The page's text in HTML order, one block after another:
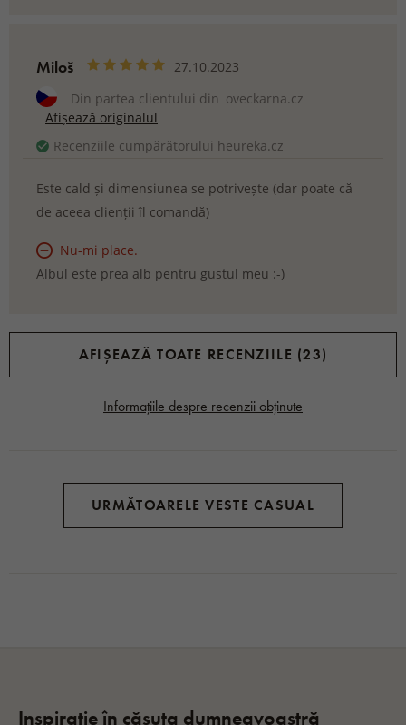
Miloš
27.10.2023
Din partea clientului din oveckarna.cz
Afișează originalul
Recenziile cumpărătorului heureka.cz
Este cald și dimensiunea se potrivește (dar poate că
de aceea clienții îl comandă)
Nu-mi place.
Albul este prea alb pentru gustul meu :-)
AFIȘEAZĂ TOATE RECENZIILE (23)
Informațiile despre recenzii obținute
URMĂTOARELE VESTE CASUAL